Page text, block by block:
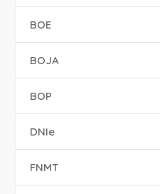
BOE
BOJA
BOP
DNIe
FNMT